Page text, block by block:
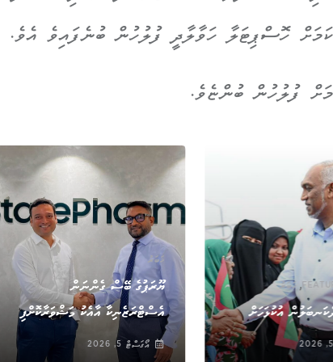
ފުލުހުން ބުންޏެވެ.
, ޚަބަރު
އުކުޅަހަށް
ޚަބަރު
ޔޫރަޕުގެ ބޭސް ގެންނަން
އެސްޓްރަޒެނިކާ އާއެކު މަޝްވަރާކޮށްފި
އޯގަސްޓް 5, 2026